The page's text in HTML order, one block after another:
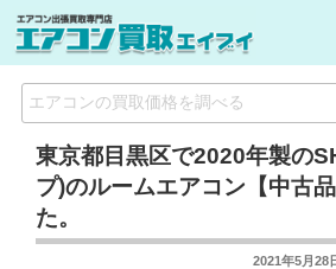
東京都目黒区で2020年製の
プ)のルームエアコン【中古
た。
2021年5月28